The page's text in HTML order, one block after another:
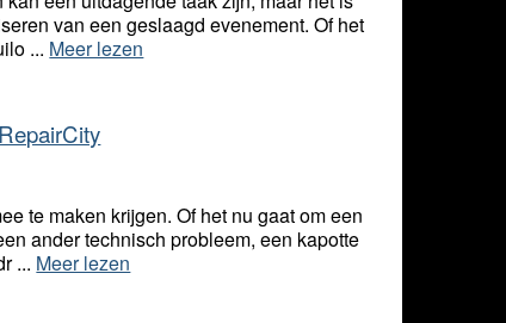
van een geslaagd evenement. Of het
... Meer lezen
te maken krijgen. Of het nu gaat om een
ander technisch probleem, een kapotte
... Meer lezen